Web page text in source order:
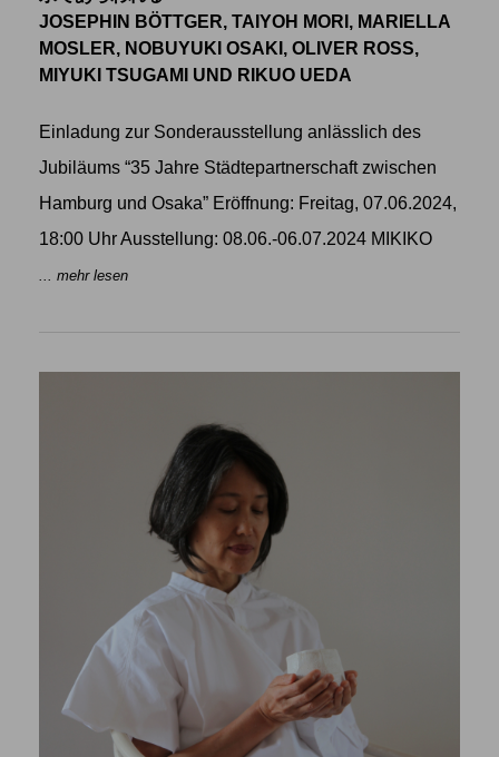
JOSEPHIN BÖTTGER, TAIYOH MORI, MARIELLA
MOSLER, NOBUYUKI OSAKI, OLIVER ROSS,
MIYUKI TSUGAMI UND RIKUO UEDA
Einladung zur Sonderausstellung anlässlich des
Jubiläums “35 Jahre Städtepartnerschaft zwischen
Hamburg und Osaka” Eröffnung: Freitag, 07.06.2024,
18:00 Uhr Ausstellung: 08.06.-06.07.2024 MIKIKO
... mehr lesen